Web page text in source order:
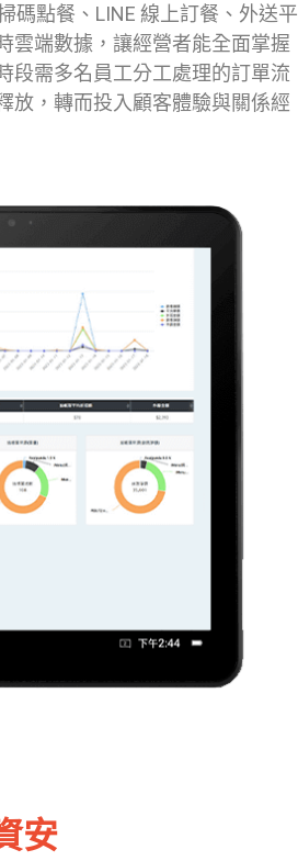
碼點餐、LINE 線上訂餐、外送平
雲端數據，讓經營者能全面掌握
段需多名員工分工處理的訂單流
放，轉而投入顧客體驗與關係經
安